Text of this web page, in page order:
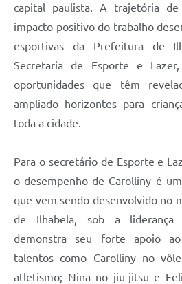
capital paulista. A trajetória
impacto positivo do trabalho
esportivas da Prefeitura de
Secretaria de Esporte e
oportunidades que têm
ampliado horizontes para
toda a cidade.
Para o secretário de Esporte e
o desempenho de Carolliny é
que vem sendo desenvolvido no
de Ilhabela, sob a liderança
demonstra seu forte apoio ao
talentos como Carolliny no
atletismo; Nina no jiu-jitsu e